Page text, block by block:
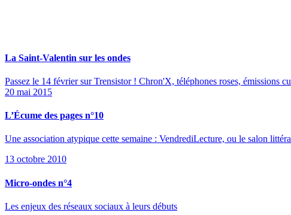
La Saint-Valentin sur les ondes
Passez le 14 février sur Trensistor ! Chron'X, téléphones roses, émissions
20 mai 2015
L’Écume des pages n°10
Une association atypique cette semaine : VendrediLecture, ou le salon
13 octobre 2010
Micro-ondes n°4
Les enjeux des réseaux sociaux à leurs débuts